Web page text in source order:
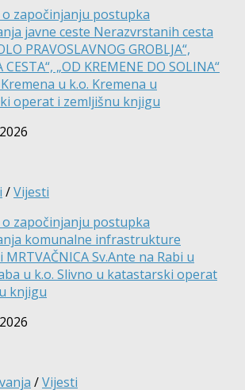
započinjanju postupka
javne ceste Nerazvrstanih cesta
PRAVOSLAVNOG GROBLJA“,
CESTA“, „OD KREMENE DO SOLINA“
u k.o. Kremena u
operat i zemljišnu knjigu
/Vijesti
započinjanju postupka
komunalne infrastrukture
i MRTVAČNICA Sv.Ante na Rabi u
u k.o. Slivno u katastarski operat
knjigu
/Vijesti